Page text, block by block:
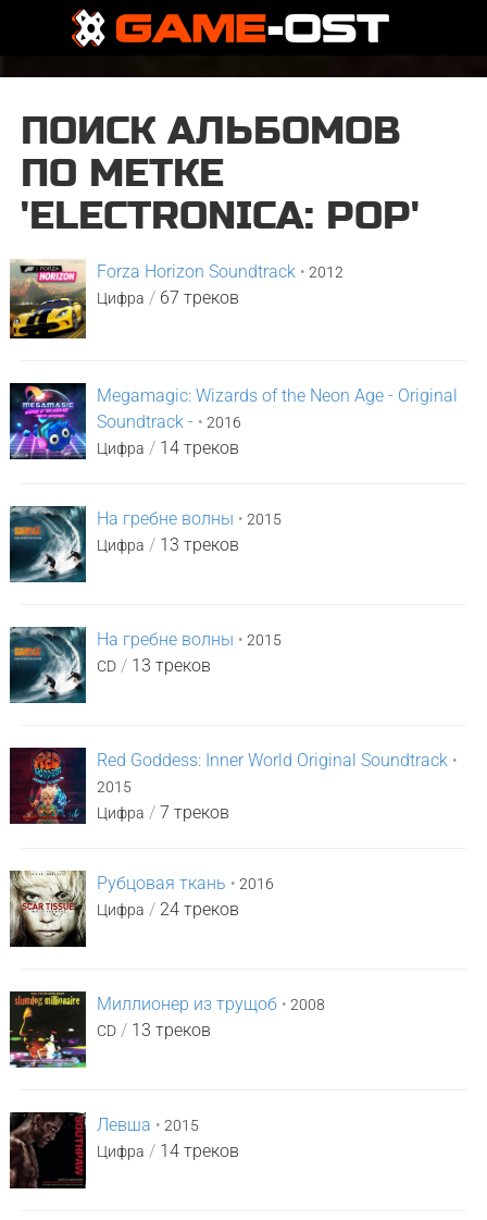
ПОИСК АЛЬБОМОВ
ПО МЕТКЕ
'ELECTRONICA: POP'
Forza Horizon Soundtrack • 2012
Цифра / 67 треков
Megamagic: Wizards of the Neon Age - Original
Soundtrack - • 2016
Цифра / 14 треков
На гребне волны • 2015
Цифра / 13 треков
На гребне волны • 2015
CD / 13 треков
Red Goddess: Inner World Original Soundtrack •
2015
Цифра / 7 треков
Рубцовая ткань • 2016
Цифра / 24 треков
Миллионер из трущоб • 2008
CD / 13 треков
Левша • 2015
Цифра / 14 треков